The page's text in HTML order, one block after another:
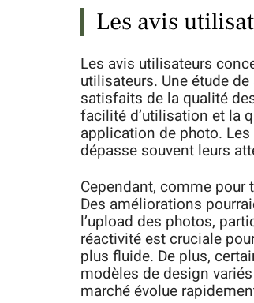
Les avis
Les avis utilisateurs
utilisateurs. Une étude
satisfaits de la qualité
facilité d’utilisation et la
application de photo.
dépasse souvent leurs
Cependant, comme
Des améliorations
l’upload des photos,
réactivité est cruciale
plus fluide. De plus,
modèles de design
marché évolue